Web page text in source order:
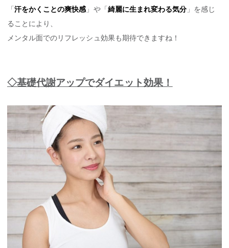
「汗をかくことの爽快感 」や「 綺麗に生まれ変わる気分 」を感じ
ることにより、
メンタル面でのリフレッシュ効果も期待できますね！
◇基礎代謝アップでダイエット効果！